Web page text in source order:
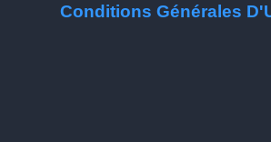
Conditions Générales